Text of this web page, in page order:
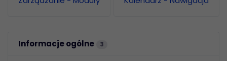
Informacje ogólne 3